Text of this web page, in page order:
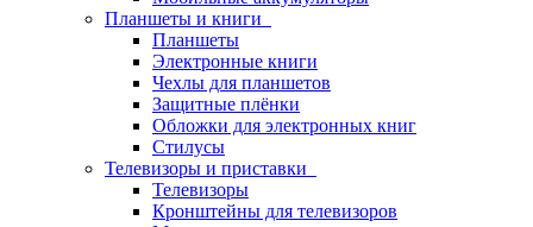
Планшеты и книги
Планшеты
Электронные книги
Чехлы для планшетов
Защитные плёнки
Обложки для электронных книг
Стилусы
Телевизоры и приставки
Телевизоры
Кронштейны для телевизоров